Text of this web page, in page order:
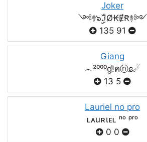
Joker
༺࿈๖ۣۣۜℑØ₭ɆꞦ࿈༻
135 91
Giang
︵²⁰⁰⁰ɠ!คⓝɕ☄
13 5
Lauriel no pro
ʟᴀuʀιᴇʟ ⁿᵒ ᵖʳᵒ
0 0